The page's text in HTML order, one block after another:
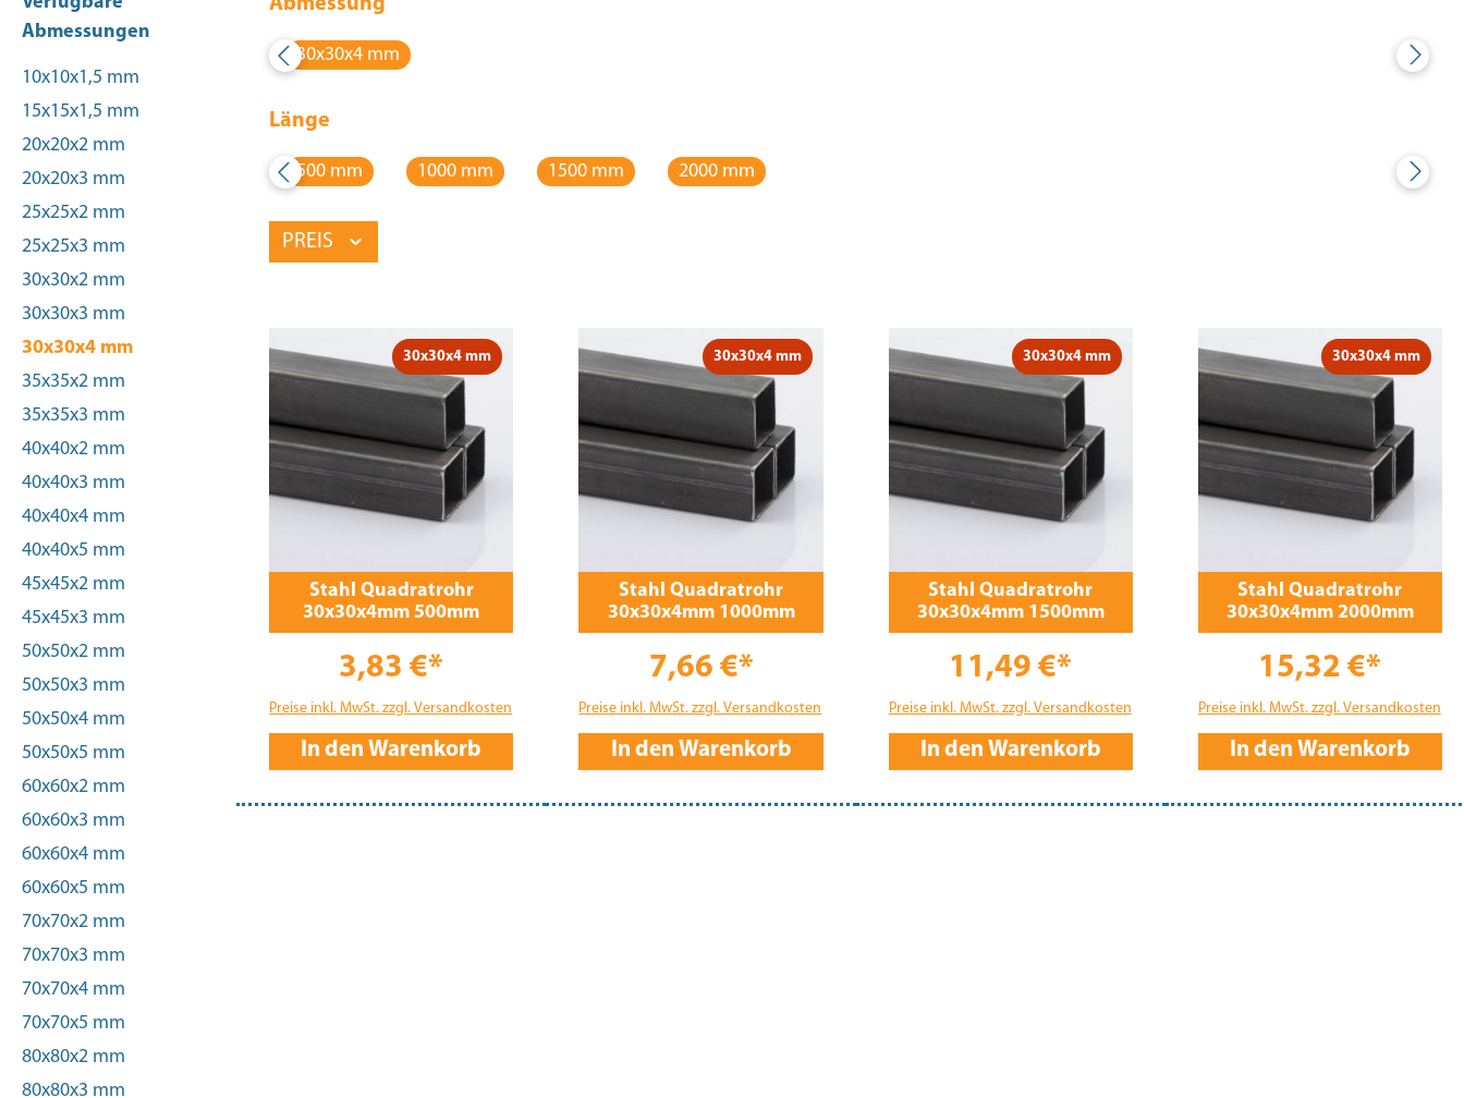
Abmessungen
10x10x1,5 mm
15x15x1,5 mm
20x20x2 mm
20x20x3 mm
25x25x2 mm
25x25x3 mm
30x30x2 mm
30x30x3 mm
30x30x4 mm
35x35x2 mm
35x35x3 mm
40x40x2 mm
40x40x3 mm
40x40x4 mm
40x40x5 mm
45x45x2 mm
45x45x3 mm
50x50x2 mm
50x50x3 mm
50x50x4 mm
50x50x5 mm
60x60x2 mm
60x60x3 mm
60x60x4 mm
60x60x5 mm
70x70x2 mm
70x70x3 mm
70x70x4 mm
70x70x5 mm
80x80x2 mm
80x80x3 mm
Abmessung
30x30x4 mm
Länge
500 mm 1000 mm 1500 mm 2000 mm
PREIS
30x30x4 mm
Stahl Quadratrohr
30x30x4mm 500mm
3,83 €*
Preise inkl. MwSt. zzgl. Versandkosten
In den Warenkorb
30x30x4 mm
Stahl Quadratrohr
30x30x4mm 1000mm
7,66 €*
Preise inkl. MwSt. zzgl. Versandkosten
In den Warenkorb
30x30x4 mm
Stahl Quadratrohr
30x30x4mm 1500mm
11,49 €*
Preise inkl. MwSt. zzgl. Versandkosten
In den Warenkorb
30x30x4 mm
Stahl Quadratrohr
30x30x4mm 2000mm
15,32 €*
Preise inkl. MwSt. zzgl. Versandkosten
In den Warenkorb